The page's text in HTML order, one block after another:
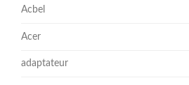
Acbel
Acer
adaptateur